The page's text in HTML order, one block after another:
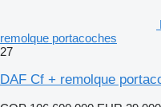
remolque portacoches
27
DAF Cf + remolque